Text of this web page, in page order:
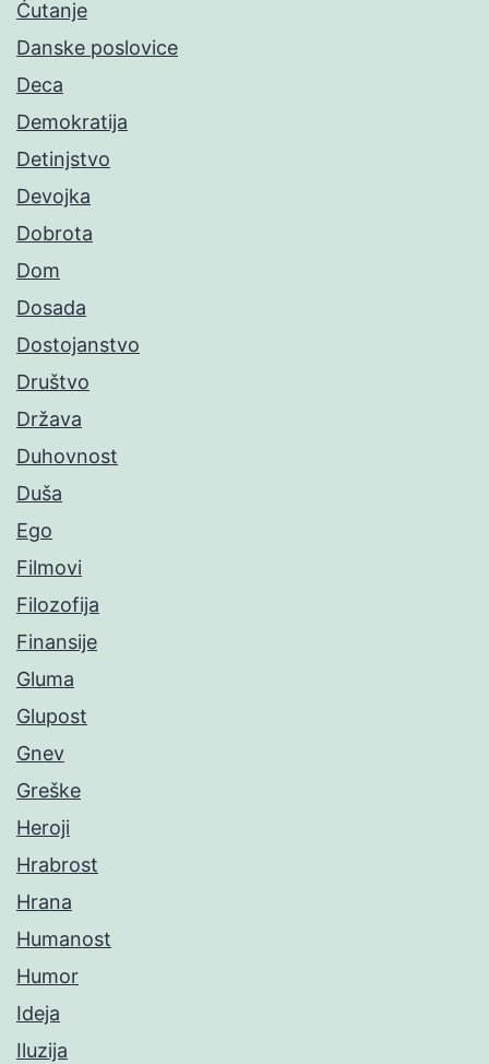
Ćutanje
Danske poslovice
Deca
Demokratija
Detinjstvo
Devojka
Dobrota
Dom
Dosada
Dostojanstvo
Društvo
Država
Duhovnost
Duša
Ego
Filmovi
Filozofija
Finansije
Gluma
Glupost
Gnev
Greške
Heroji
Hrabrost
Hrana
Humanost
Humor
Ideja
Iluzija